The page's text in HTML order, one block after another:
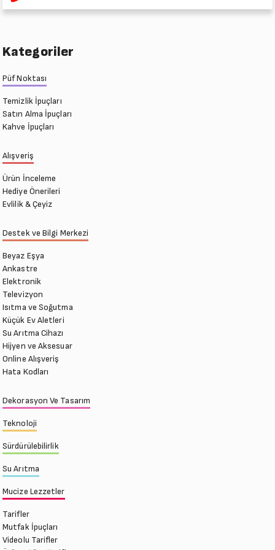
Kategoriler
Püf Noktası
Temizlik İpuçları
Satın Alma İpuçları
Kahve İpuçları
Alışveriş
Ürün İnceleme
Hediye Önerileri
Evlilik & Çeyiz
Destek ve Bilgi Merkezi
Beyaz Eşya
Ankastre
Elektronik
Televizyon
Isıtma ve Soğutma
Küçük Ev Aletleri
Su Arıtma Cihazı
Hijyen ve Aksesuar
Online Alışveriş
Hata Kodları
Dekorasyon Ve Tasarım
Teknoloji
Sürdürülebilirlik
Su Arıtma
Mucize Lezzetler
Tarifler
Mutfak İpuçları
Videolu Tarifler